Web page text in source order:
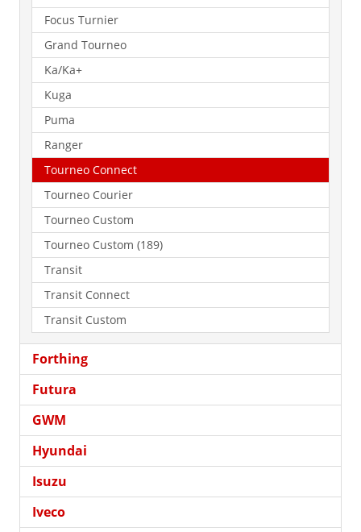
Focus Turnier
Grand Tourneo
Ka/Ka+
Kuga
Puma
Ranger
Tourneo Connect
Tourneo Courier
Tourneo Custom
Tourneo Custom (189)
Transit
Transit Connect
Transit Custom
Forthing
Futura
GWM
Hyundai
Isuzu
Iveco